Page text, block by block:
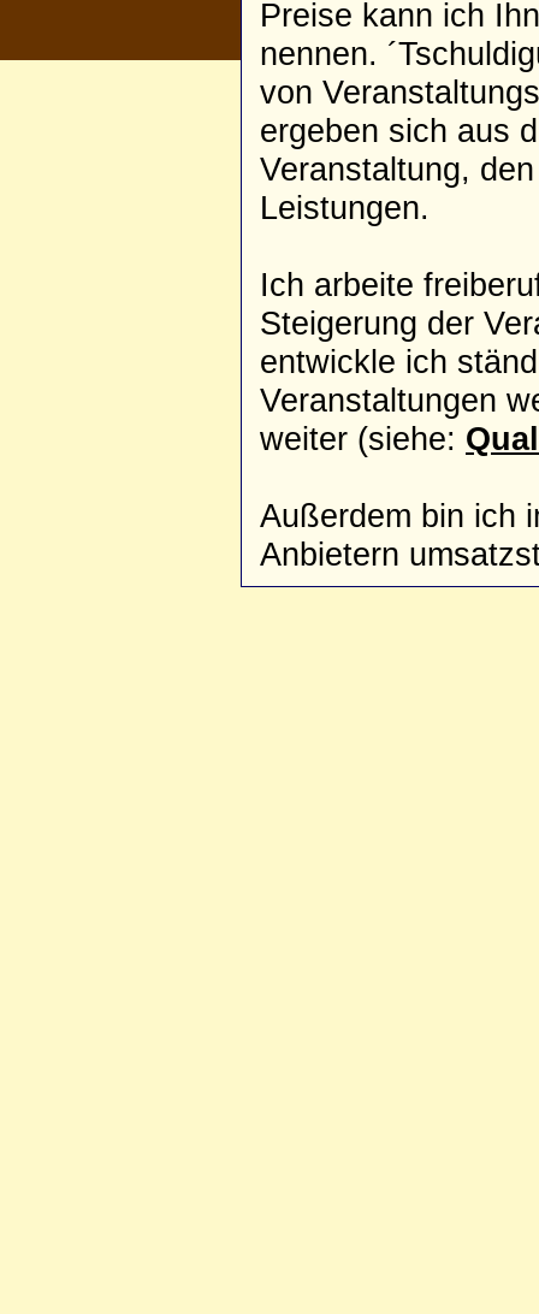
Preise kann ich
nennen.
von
ergeben sich aus
Veranstaltung,
Leistungen.
Ich arbeite
Steigerung der
entwickle ich
Veranstaltungen
weiter (siehe:
Außerdem bin ich
Anbietern